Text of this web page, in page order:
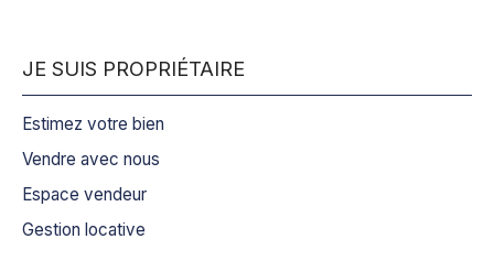
JE SUIS PROPRIÉTAIRE
Estimez votre bien
Vendre avec nous
Espace vendeur
Gestion locative